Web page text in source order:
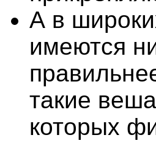
А в
имеются
такие
которых